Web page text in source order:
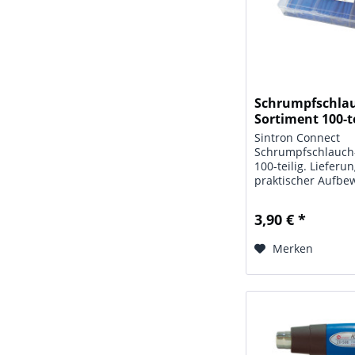
Sortiment 100-
Box
Sintron Connect
100-teilig.
praktischer
Maße: (L x T x H)
mm; Farbe: blau;...
3,90 € *
Merken